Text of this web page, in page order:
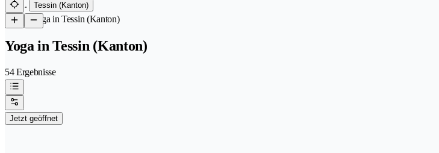
Tessin (Kanton)
/Yoga in Tessin (Kanton)
Yoga in Tessin (Kanton)
54 Ergebnisse
Jetzt geöffnet